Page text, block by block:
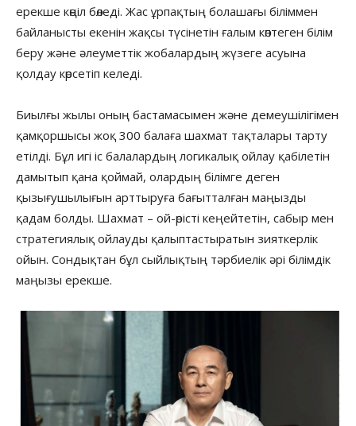
ерекше көңіл бөледі. Жас ұрпақтың болашағы біліммен
байланысты екенін жақсы түсінетін ғалым көптеген білім
беру және әлеуметтік жобалардың жүзеге асуына
қолдау көрсетіп келеді.
Биылғы жылы оның бастамасымен және демеушілігімен
қамқоршысы жоқ 300 балаға шахмат тақталары тарту
етілді. Бұл игі іс балалардың логикалық ойлау қабілетін
дамытып қана қоймай, олардың білімге деген
қызығушылығын арттыруға бағытталған маңызды
қадам болды. Шахмат – ой-өрісті кеңейтетін, сабыр мен
стратегиялық ойлауды қалыптастыратын зияткерлік
ойын. Сондықтан бұл сыйлықтың тәрбиелік әрі білімдік
маңызы ерекше.